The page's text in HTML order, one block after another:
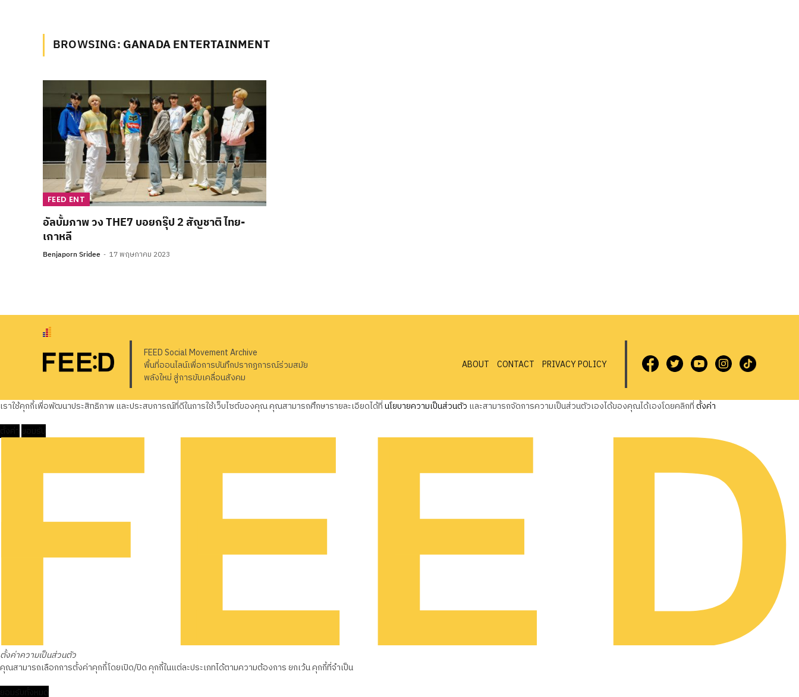
BROWSING:GANADA ENTERTAINMENT
FEED ENT
อัลบั้มภาพ วง THE7 บอยกรุ๊ป 2 สัญชาติ ไทย-
เกาหลี
Benjaporn Sridee 17 พฤษภาคม 2023
FEED Social Movement Archive
พื้นที่ออนไลน์เพื่อการบันทึกปรากฏการณ์ร่วมสมัย
พลังใหม่ สู่การขับเคลื่อนสังคม
ABOUT CONTACT PRIVACY POLICY
เราใช้คุกกี้เพื่อพัฒนาประสิทธิภาพ และประสบการณ์ที่ดีในการใช้เว็บไซต์ของคุณ คุณสามารถศึกษารายละเอียดได้ที่นโยบายความเป็นส่วนตัว และสามารถจัดการความเป็นส่วนตัวเองได้ของคุณได้เองโดยคลิกที่ตั้งค่า
ตั้งค่าความเป็นส่วนตัว
คุณสามารถเลือกการตั้งค่าคุกกี้โดยเปิด/ปิด คุกกี้ในแต่ละประเภทได้ตามความต้องการ ยกเว้น คุกกี้ที่จำเป็น